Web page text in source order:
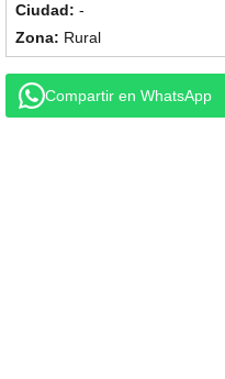
-
Rural
Compartir en WhatsApp